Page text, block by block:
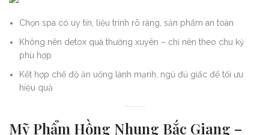
Chọn spa có uy tín, liệu trình rõ ràng, sản phẩm an toàn
Không nên detox quá thường xuyên – chỉ nên theo chu kỳ
phù hợp
Kết hợp chế độ ăn uống lành mạnh, ngủ đủ giấc để tối ưu
hiệu quả
Mỹ Phẩm Hồng Nhung Bắc Giang –